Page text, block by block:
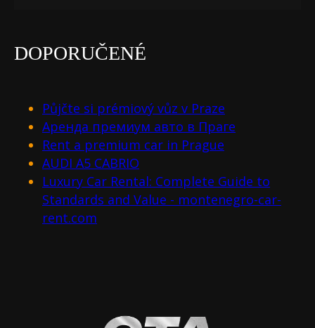
DOPORUČENÉ
Půjčte si prémiový vůz v Praze
Аренда премиум авто в Праге
Rent a premium car in Prague
AUDI A5 CABRIO
Luxury Car Rental: Complete Guide to
Standards and Value - montenegro-car-
rent.com